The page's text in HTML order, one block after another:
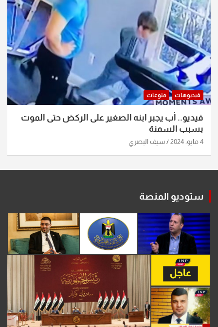
فيديوهات منوعات
فيديو.. أب يجبر ابنه الصغير على الركض حتى الموت
بسبب السمنة
4 مايو، 2024 سيف البصري
ستوديو المنصة